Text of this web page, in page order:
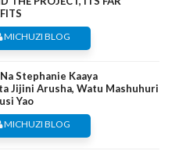
MICHUZI BLOG
Stephanie Kaaya
Jijini Arusha, Watu Mashuhuri
Yao
MICHUZI BLOG